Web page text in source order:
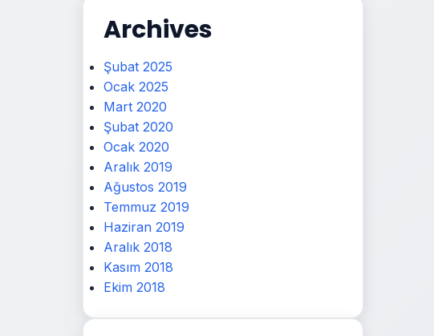
Archives
Şubat 2025
Ocak 2025
Mart 2020
Şubat 2020
Ocak 2020
Aralık 2019
Ağustos 2019
Temmuz 2019
Haziran 2019
Aralık 2018
Kasım 2018
Ekim 2018